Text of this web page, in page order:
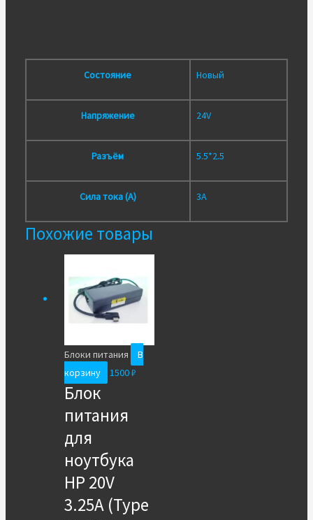
Состояние Новый
Напряжение 24V
Разъём 5.5*2.5
Сила тока (А) 3A
Похожие товары
Блоки питания
В
корзину
1500₽
Блок
питания
для
ноутбука
HP 20V
3.25A (Type